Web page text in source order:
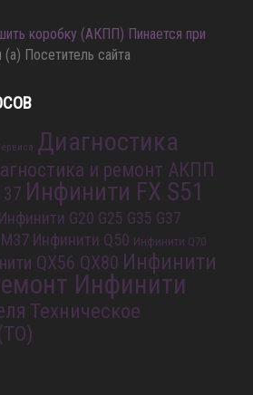
коробку (АКПП) Пинается при
(а) Посетитель сайта
Диагностика
и ремонт АКПП
37 Инфинити FX S51
Инфинити G20 G25 G35 G37
Инфинити Q50 Инфинити Q70
QX56 QX80 Инфинити
Инфинити
Техническое